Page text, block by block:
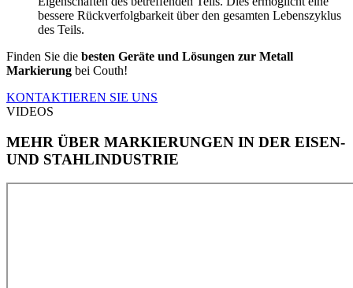
bessere Rückverfolgbarkeit über den gesamten Lebenszyklus
des Teils.
Finden Sie die besten Geräte und Lösungen zur Metall
Markierung bei Couth!
KONTAKTIEREN SIE UNS
VIDEOS
MEHR ÜBER MARKIERUNGEN IN DER EISEN-
UND STAHLINDUSTRIE